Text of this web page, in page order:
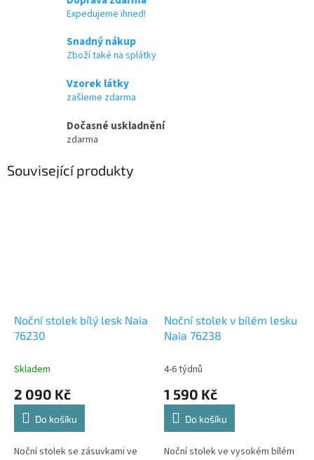
Expedujeme ihned!
Snadný nákup
Zboží také na splátky
Vzorek látky
zašleme zdarma
Dočasné uskladnění
zdarma
Související produkty
Noční stolek bílý lesk Naia
76230
Skladem
2 090 Kč
Do košíku
Noční stolek se zásuvkami ve
Noční stolek v bílém lesku
Naia 76238
4-6 týdnů
1 590 Kč
Do košíku
Noční stolek ve vysokém bílém